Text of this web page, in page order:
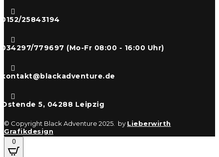

0152/25843194

034297/779697 (Mo-Fr 08:00 - 16:00 Uhr)

kontakt@blackadventure.de

Ostende 5, 04288 Leipzig
© Copyright Black Adventure 2025. by Lieberwirth
Grafikdesign
0